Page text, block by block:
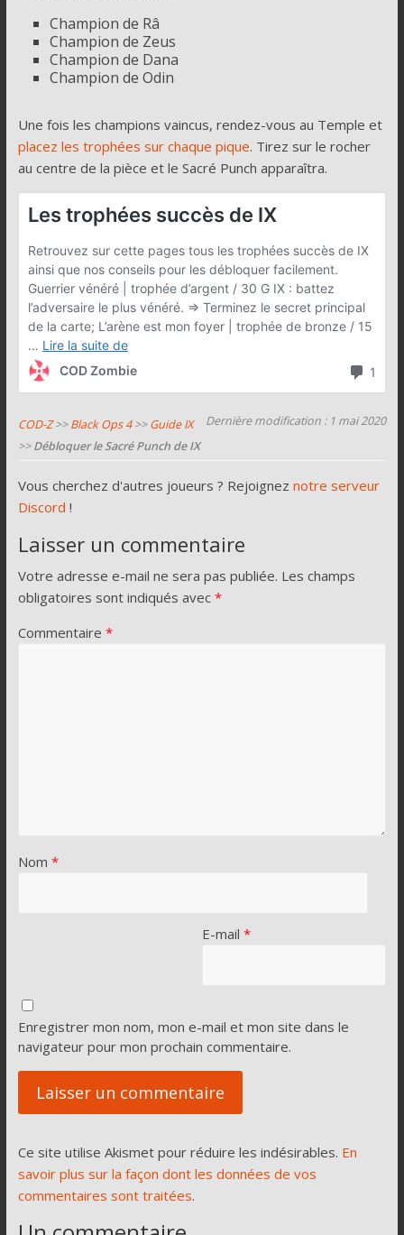
Champion de Râ
Champion de Zeus
Champion de Dana
Champion de Odin
Une fois les champions vaincus, rendez-vous au Temple et
placez les trophées sur chaque pique. Tirez sur le rocher
au centre de la pièce et le Sacré Punch apparaîtra.
Dernière modification : 1 mai 2020
COD-Z>>Black Ops 4>>Guide IX
>>Débloquer le Sacré Punch de IX
Vous cherchez d'autres joueurs ? Rejoignez notre serveur
Discord !
Laisser un commentaire
Votre adresse e-mail ne sera pas publiée. Les champs
obligatoires sont indiqués avec *
Commentaire *
Nom *
E-mail *
Enregistrer mon nom, mon e-mail et mon site dans le
navigateur pour mon prochain commentaire.
Ce site utilise Akismet pour réduire les indésirables. En
savoir plus sur la façon dont les données de vos
commentaires sont traitées.